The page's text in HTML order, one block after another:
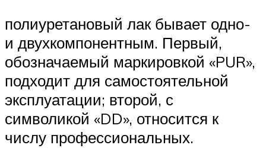
полиуретановый лак бывает одно-
и двухкомпонентным. Первый,
обозначаемый маркировкой «PUR»,
подходит для самостоятельной
эксплуатации; второй, с
символикой «DD», относится к
числу профессиональных.